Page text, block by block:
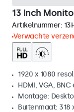
13 Inch
Artikelnummer:
Verwachte
1920 x 1080
HDMI, VGA, BNC
Montage:
Buitenmaat: 318